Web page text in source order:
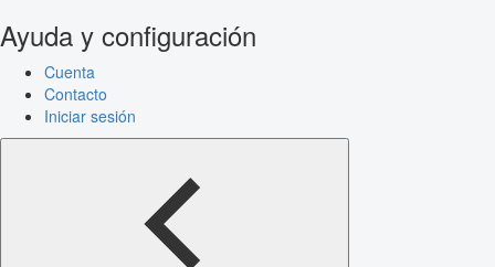
Ayuda y configuración
Cuenta
Contacto
Iniciar sesión